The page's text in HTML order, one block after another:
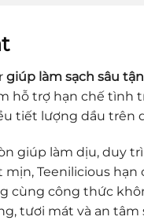
giúp làm sạch sâu
hỗ trợ hạn chế tình
tiết lượng dầu trên
giúp làm dịu, duy
Teenilicious
cùng công thức
tươi mát và an